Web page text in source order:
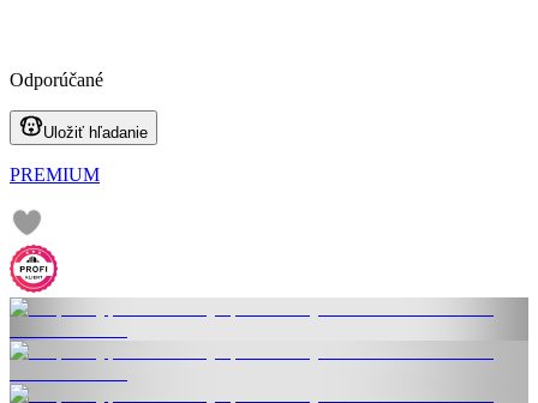
Odporúčané
Uložiť hľadanie
PREMIUM